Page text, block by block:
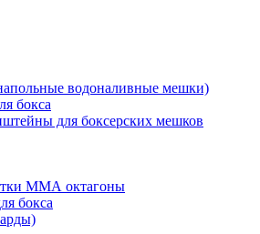
водоналивные мешки)
бокса
для боксерских мешков
ММА октагоны
бокса